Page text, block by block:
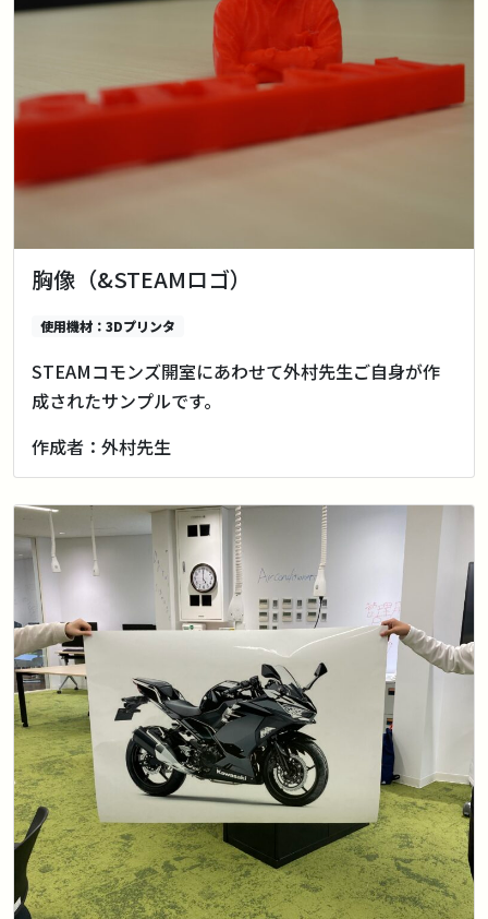
胸像（&STEAMロゴ）
使用機材：3Dプリンタ
STEAMコモンズ開室にあわせて外村先生ご自身が作
成されたサンプルです。
作成者：外村先生